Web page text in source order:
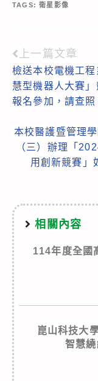
TAGS:衛星影像
Read
more
articles
上一篇文章
檢送本校電機工
慧型機器人大賽
報名參加，請查照
本校醫護暨管理
（三）辦理「
用創新競賽」
相關內容
114年度全國
崑山科技大
智慧